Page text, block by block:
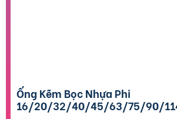
Ống Kẽm Bọc Nhựa Phi
16/20/32/40/45/63/75/90/